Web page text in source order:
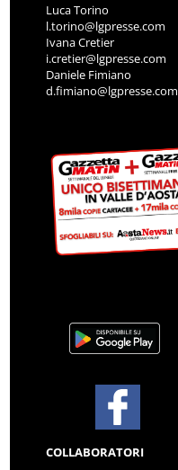
Luca Torino
l.torino@lgpresse.com
Ivana Cretier
i.cretier@lgpresse.com
Daniele Fimiano
d.fimiano@lgpresse.com
COLLABORATORI